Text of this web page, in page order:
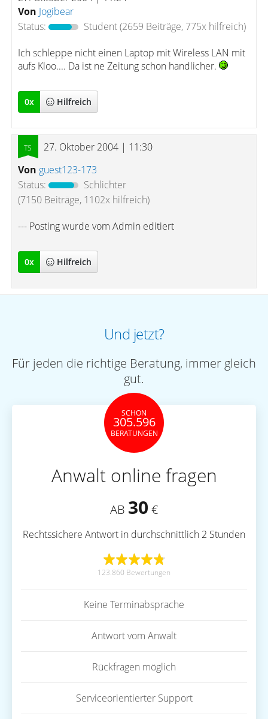
Von Jogibear
Status:
Student(2659 Beiträge, 775x hilfreich)
Ich schleppe nicht einen Laptop mit Wireless LAN mit
aufs Kloo.... Da ist ne Zeitung schon handlicher.
0x Hilfreich
27. Oktober 2004 | 11:30
Von guest123-173
Status:
Schlichter
(7150 Beiträge, 1102x hilfreich)
--- Posting wurde vom Admin editiert
0x Hilfreich
Und jetzt?
Für jeden die richtige Beratung, immer gleich
gut.
SCHON
305.596
BERATUNGEN
Anwalt online fragen
AB 30 €
Rechtssichere Antwort in durchschnittlich 2 Stunden
123.860 Bewertungen
Keine Terminabsprache
Antwort vom Anwalt
Rückfragen möglich
Serviceorientierter Support